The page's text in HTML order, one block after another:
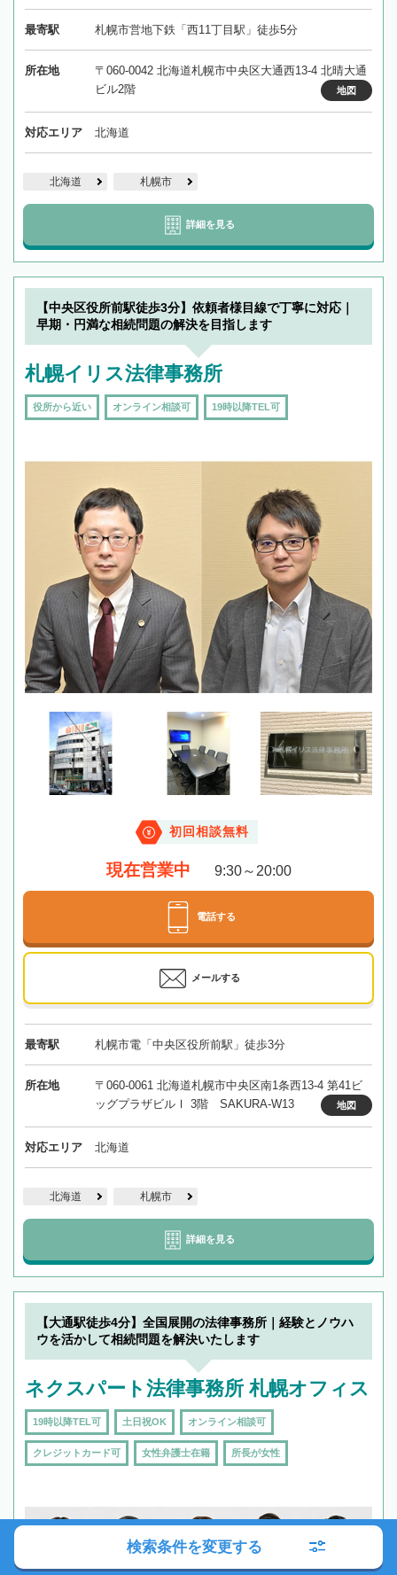
最寄駅 札幌市営地下鉄「西11丁目駅」徒歩5分
所在地
〒060-0042 北海道札幌市中央区大通西13-4 北晴大通
ビル2階
地図
対応エリア 北海道
北海道 札幌市
詳細を見る
【中央区役所前駅徒歩3分】依頼者様目線で丁寧に対応｜
早期・円満な相続問題の解決を目指します
札幌イリス法律事務所
役所から近い オンライン相談可 19時以降TEL可
初回相談無料
現在営業中 9:30～20:00
電話する
メールする
最寄駅 札幌市電「中央区役所前駅」徒歩3分
所在地
〒060-0061 北海道札幌市中央区南1条西13-4 第41ビ
ッグプラザビルⅠ 3階 SAKURA-W13
地図
対応エリア 北海道
北海道 札幌市
詳細を見る
【大通駅徒歩4分】全国展開の法律事務所｜経験とノウハ
ウを活かして相続問題を解決いたします
ネクスパート法律事務所 札幌オフィス
19時以降TEL可 土日祝OK オンライン相談可
クレジットカード可 女性弁護士在籍 所長が女性
検索条件を変更する